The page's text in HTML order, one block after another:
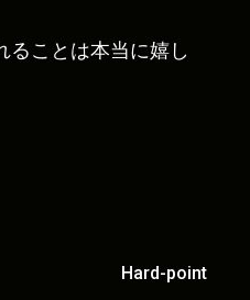
ることは本当に嬉し
Hard-point